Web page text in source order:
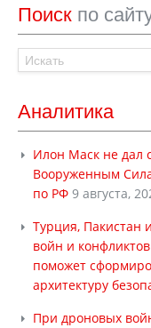
Поиск по
Аналитика
Илон Маск не дал
Вооруженным
по РФ 9 августа,
Турция, Пакистан
войн и
поможет
архитектуру
При дроновых